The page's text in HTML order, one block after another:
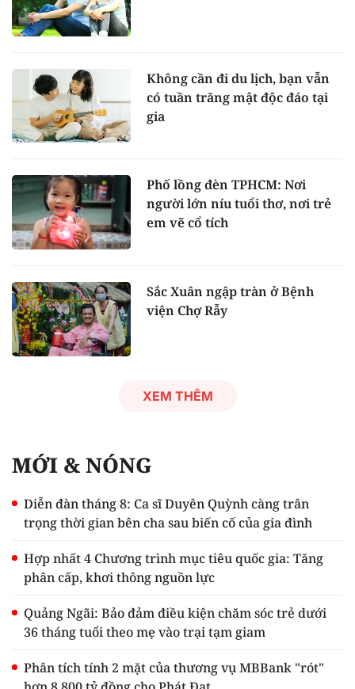
Không cần đi du lịch, bạn vẫn
có tuần trăng mật độc đáo tại
gia
Phố lồng đèn TPHCM: Nơi
người lớn níu tuổi thơ, nơi trẻ
em vẽ cổ tích
Sắc Xuân ngập tràn ở Bệnh
viện Chợ Rẫy
XEM THÊM
MỚI & NÓNG
Diễn đàn tháng 8: Ca sĩ Duyên Quỳnh càng trân
trọng thời gian bên cha sau biến cố của gia đình
Hợp nhất 4 Chương trình mục tiêu quốc gia: Tăng
phân cấp, khơi thông nguồn lực
Quảng Ngãi: Bảo đảm điều kiện chăm sóc trẻ dưới
36 tháng tuổi theo mẹ vào trại tạm giam
Phân tích tính 2 mặt của thương vụ MBBank "rót"